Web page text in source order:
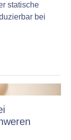
statische
bei